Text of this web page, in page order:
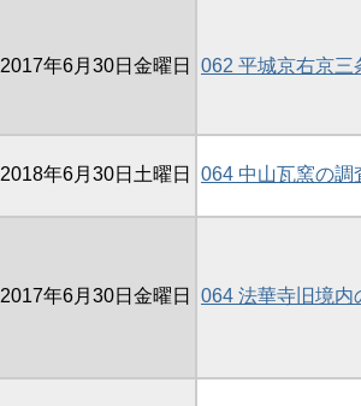
2017年6月30日金曜日 062 平城京右京三
2018年6月30日土曜日 064 中山瓦窯の調
2017年6月30日金曜日 064 法華寺旧境内